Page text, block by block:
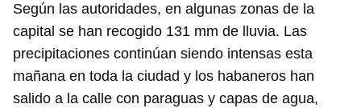
Según las autoridades, en algunas zonas de la
capital se han recogido 131 mm de lluvia. Las
precipitaciones continúan siendo intensas esta
mañana en toda la ciudad y los habaneros han
salido a la calle con paraguas y capas de agua,